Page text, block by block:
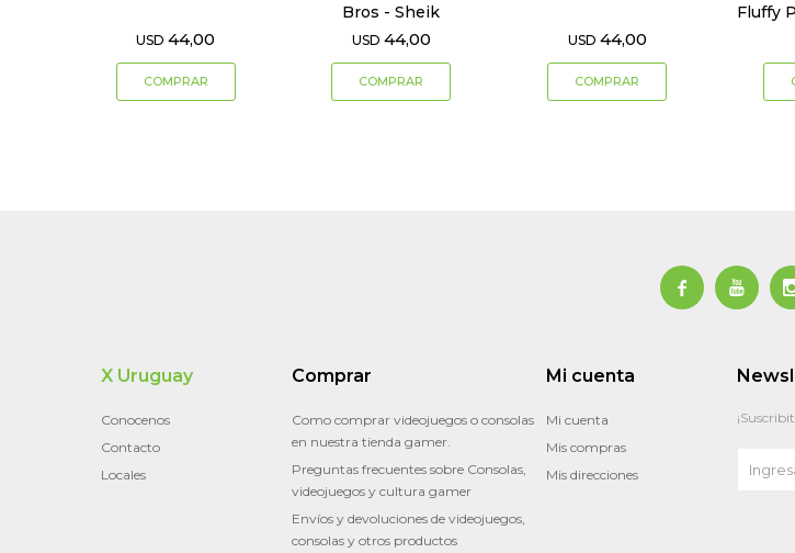
USD 44,00
Bros - Sheik
USD 44,00 USD 44,00
Fluffy
 
X Uruguay
Conocenos
Contacto
Locales
Comprar
Como comprar videojuegos o consolas
en nuestra tienda gamer.
Preguntas frecuentes sobre Consolas,
videojuegos y cultura gamer
Envíos y devoluciones de videojuegos,
consolas y otros productos
Mi cuenta
Mi cuenta
Mis compras
Mis direcciones